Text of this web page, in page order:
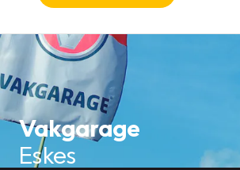
Vakgarage
Eskes